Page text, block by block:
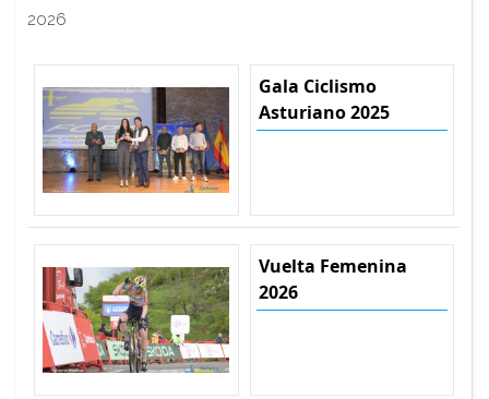
2026
Gala Ciclismo
Asturiano 2025
Vuelta Femenina
2026